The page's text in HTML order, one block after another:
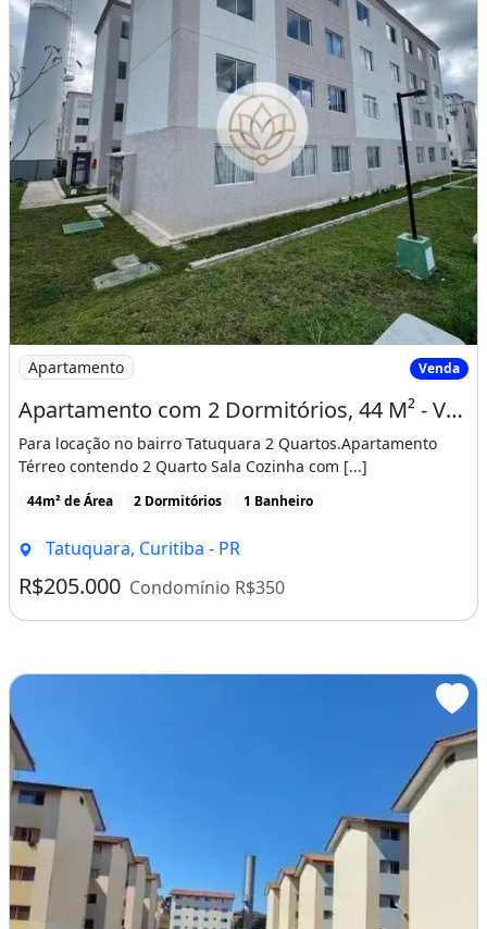
Imagem: Apartamento com 2 Dormitórios, 44 M²
Apartamento Venda
Apartamento com 2 Dormitórios, 44 M² - Venda por R$ 205.000,00 Ou Aluguel por R
Para locação no bairro Tatuquara 2 Quartos.Apartamento
Térreo contendo 2 Quarto Sala Cozinha com [...]
44m² de Área 2 Dormitórios 1 Banheiro
Tatuquara, Curitiba - PR
R$205.000 Condomínio R$350